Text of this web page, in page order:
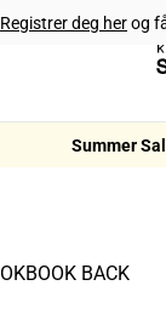
Registrer deg herog
Summer